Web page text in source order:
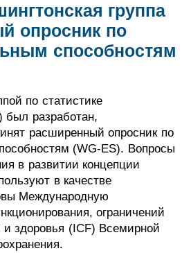
группа
опросник по
способностям
по статистике
был разработан,
расширенный опросник по
(WG-ES). Вопросы
в развитии концепции
в качестве
Международную
ограничений
и здоровья (ICF) Всемирной